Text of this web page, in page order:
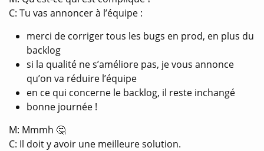
C: Tu vas annoncer à l’équipe :
merci de corriger tous les bugs en prod, en plus du
backlog
si la qualité ne s’améliore pas, je vous annonce
qu’on va réduire l’équipe
en ce qui concerne le backlog, il reste inchangé
bonne journée !
M: Mmmh 🤔
C: Il doit y avoir une meilleure solution.